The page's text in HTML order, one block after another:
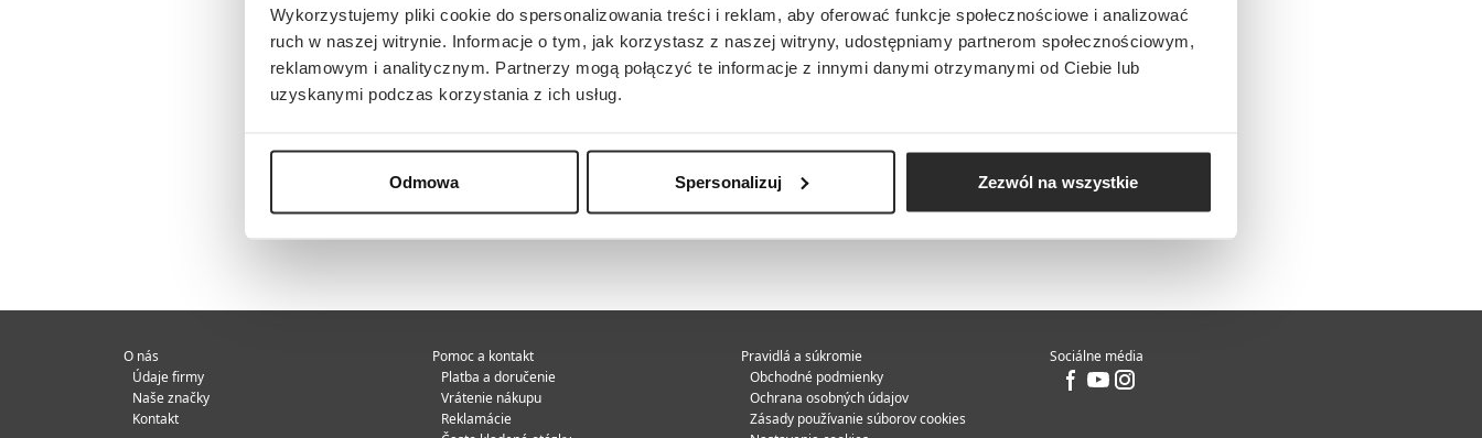
Wykorzystujemy pliki cookie do spersonalizowania treści i reklam, aby oferować funkcje społecznościowe i analizować
ruch w naszej witrynie. Informacje o tym, jak korzystasz z naszej witryny, udostępniamy partnerom społecznościowym,
reklamowym i analitycznym. Partnerzy mogą połączyć te informacje z innymi danymi otrzymanymi od Ciebie lub
uzyskanymi podczas korzystania z ich usług.
Odmowa Spersonalizuj Zezwól na wszystkie
O nás
Údaje firmy
Naše značky
Kontakt
Pomoc a kontakt
Platba a doručenie
Vrátenie nákupu
Reklamácie
Pravidlá a súkromie
Obchodné podmienky
Ochrana osobných údajov
Zásady používanie súborov cookies
Sociálne média